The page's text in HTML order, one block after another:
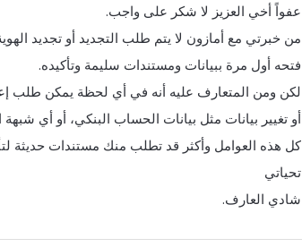
عفواً أخي العزيز لا شكر على واجب.
من خبرتي مع أمازون لا يتم طلب التجديد أو تجديد
فتحه أول مرة ببيانات ومستندات سليمة وتأكيده.
لكن ومن المتعارف عليه أنه في أي لحظة يمكن طلب
أو تغيير بيانات مثل بيانات الحساب البنكي، أو أي
كل هذه العوامل وأكثر قد تطلب منك مستندات حديثة
تحياتي
شادي العارف.